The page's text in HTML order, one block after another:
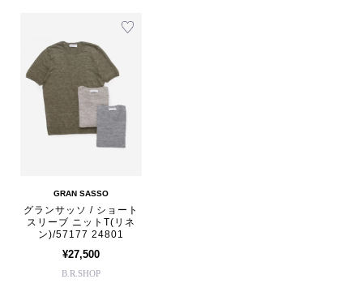
GRAN SASSO
グランサッソ / ショート
スリーブ ニットT(リネ
ン)/57177 24801
¥27,500
B.R.SHOP